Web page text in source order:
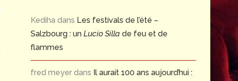
Kediha dans Les festivals de l’été –
Salzbourg : un Lucio Silla de feu et de
flammes
fred meyer dans Il aurait 100 ans aujourd’hui :